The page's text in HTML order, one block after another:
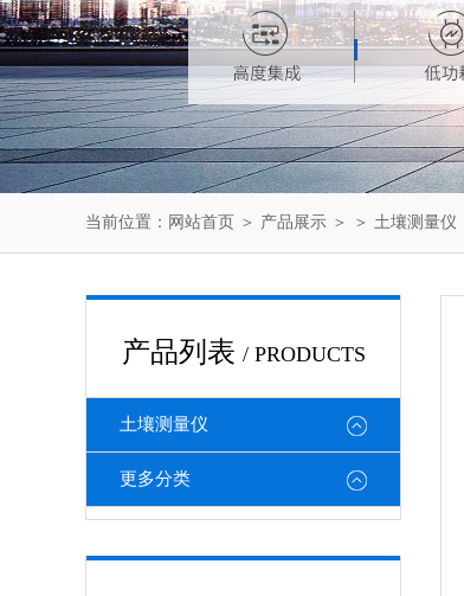
当前位置： 网站首页 ＞ 产品展示 ＞ ＞ 土壤测量仪
产品列表 / PRODUCTS
土壤测量仪
更多分类